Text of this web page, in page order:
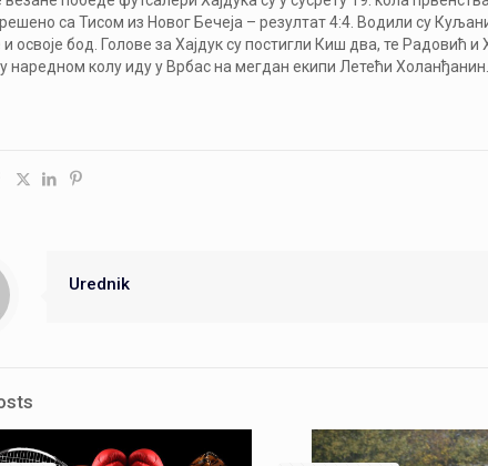
са Тисом из Новог Бечеја – резултат 4:4. Водили су
и освоје бод. Голове за Хајдук су постигли Киш два, те Радовић
наредном колу иду у Врбас на мегдан екипи Летећи Холанђанин.
Urednik